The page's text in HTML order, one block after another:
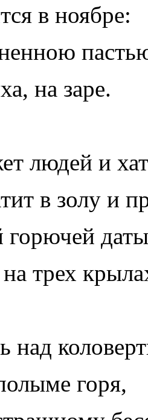
в ноябре:
на заре.
людей и
в золу и
горючей даты
на трех
над
горя,